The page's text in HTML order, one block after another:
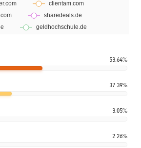
53.64%
37.39%
3.05%
2.26%